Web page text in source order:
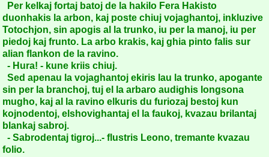
Per kelkaj fortaj batoj de la hakilo Fera Hakisto
duonhakis la arbon, kaj poste chiuj vojaghantoj, inkluzive
Totochjon, sin apogis al la trunko, iu per la manoj, iu per
piedoj kaj frunto. La arbo krakis, kaj ghia pinto falis sur
alian flankon de la ravino.
- Hura! - kune kriis chiuj.
Sed apenau la vojaghantoj ekiris lau la trunko, apogante
sin per la branchoj, tuj el la arbaro audighis longsona
mugho, kaj al la ravino elkuris du furiozaj bestoj kun
kojnodentoj, elshovighantaj el la faukoj, kvazau brilantaj
blankaj sabroj.
- Sabrodentaj tigroj...- flustris Leono, tremante kvazau
folio.